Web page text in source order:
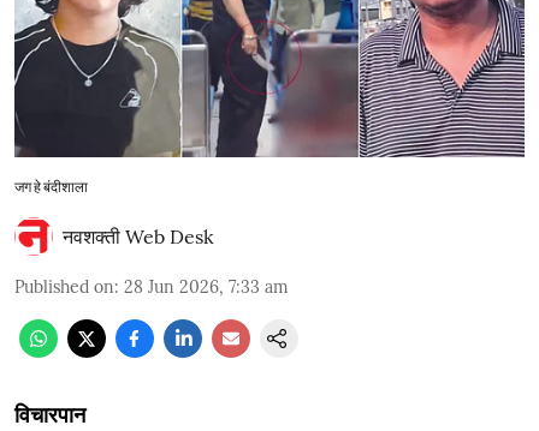
जग हे बंदीशाला
नवशक्ती Web Desk
Published on: 28 Jun 2026, 7:33 am
विचारपान